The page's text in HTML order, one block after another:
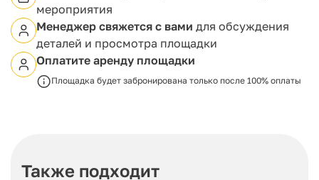
мероприятия
Менеджер свяжется с вами для обсуждения
деталей и просмотра площадки
Оплатите аренду площадки
Площадка будет забронирована только после 100% оплаты
Также подходит